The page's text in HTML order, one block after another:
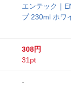
エンテック｜
プ 230ml ホワ
308円
31pt
-